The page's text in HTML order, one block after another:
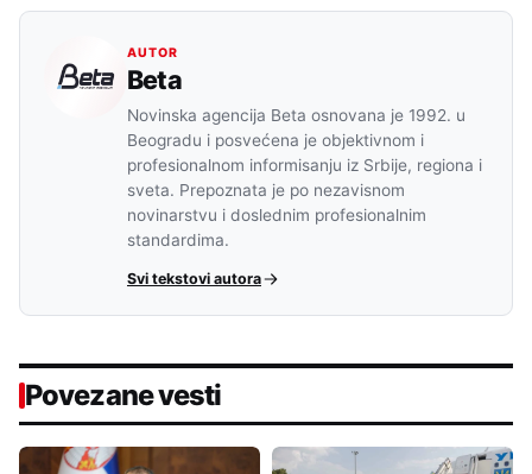
AUTOR
Beta
Novinska agencija Beta osnovana je 1992. u
Beogradu i posvećena je objektivnom i
profesionalnom informisanju iz Srbije, regiona i
sveta. Prepoznata je po nezavisnom
novinarstvu i doslednim profesionalnim
standardima.
Svi tekstovi autora
Povezane vesti